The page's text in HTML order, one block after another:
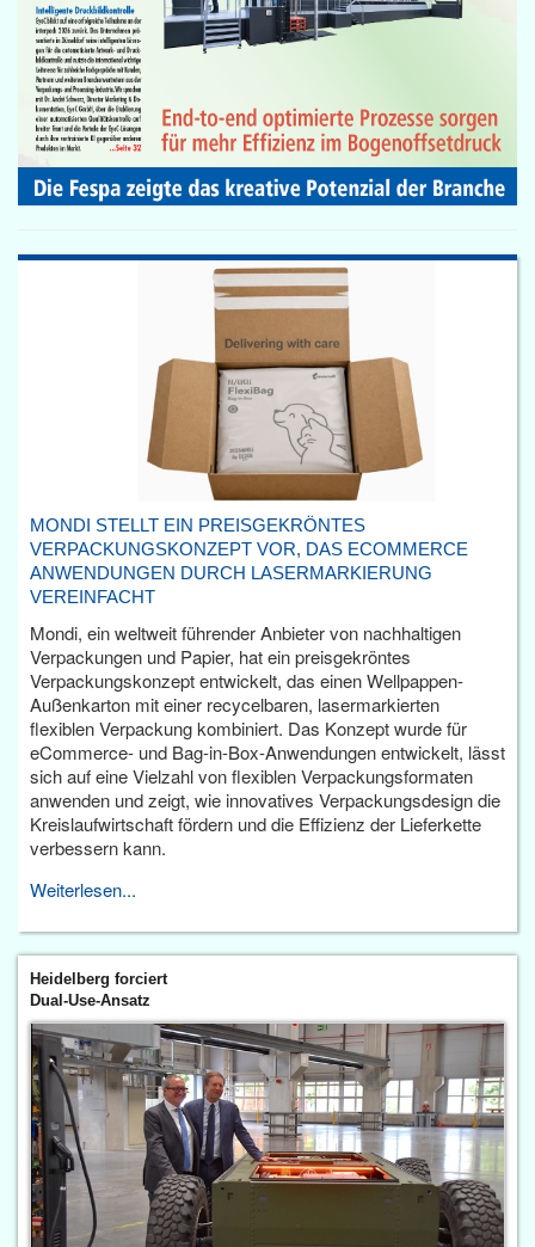
MONDI STELLT EIN PREISGEKRÖNTES
VERPACKUNGSKONZEPT VOR, DAS ECOMMERCE
ANWENDUNGEN DURCH LASERMARKIERUNG
VEREINFACHT
Mondi, ein weltweit führender Anbieter von nachhaltigen
Verpackungen und Papier, hat ein preisgekröntes
Verpackungskonzept entwickelt, das einen Wellpappen-
Außenkarton mit einer recycelbaren, lasermarkierten
flexiblen Verpackung kombiniert. Das Konzept wurde für
eCommerce- und Bag-in-Box-Anwendungen entwickelt, lässt
sich auf eine Vielzahl von flexiblen Verpackungsformaten
anwenden und zeigt, wie innovatives Verpackungsdesign die
Kreislaufwirtschaft fördern und die Effizienz der Lieferkette
verbessern kann.
Weiterlesen...
Heidelberg forciert
Dual-Use-Ansatz